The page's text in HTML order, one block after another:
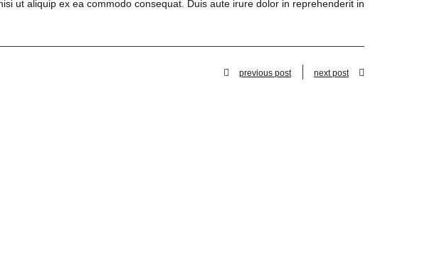
ut aliquip ex ea commodo consequat. Duis aute irure dolor in reprehenderit in
previous post next post